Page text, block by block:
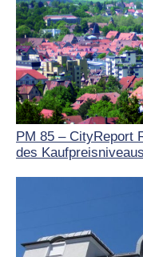
PM 85 – CityReport
des Kaufpreisniveaus